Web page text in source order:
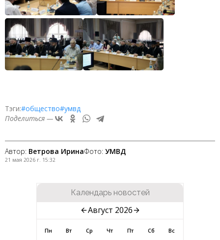
Тэги:#общество#умвд
Поделиться —
Автор: Ветрова ИринаФото: УМВД
21 мая 2026 г. 15:32
Календарь новостей
Август 2026
Пн Вт Ср Чт Пт Сб Вс